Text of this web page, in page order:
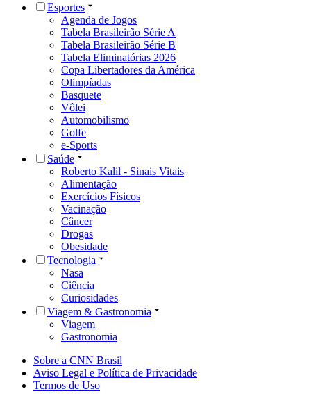
Esportes
Agenda de Jogos
Tabela Brasileirão Série A
Tabela Brasileirão Série B
Tabela Eliminatórias 2026
Copa Libertadores da América
Olimpíadas
Basquete
Vôlei
Automobilismo
Golfe
e-Sports
Saúde
Roberto Kalil - Sinais Vitais
Alimentação
Exercícios Físicos
Vacinação
Câncer
Drogas
Obesidade
Tecnologia
Nasa
Ciência
Curiosidades
Viagem & Gastronomia
Viagem
Gastronomia
Sobre a CNN Brasil
Aviso Legal e Política de Privacidade
Termos de Uso